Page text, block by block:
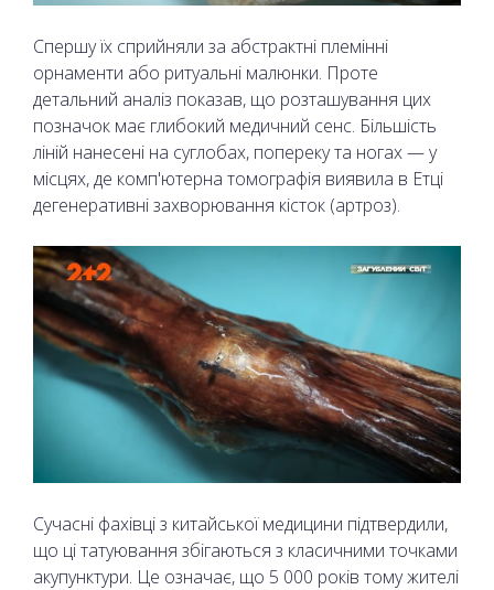
Спершу їх сприйняли за абстрактні племінні
орнаменти або ритуальні малюнки. Проте
детальний аналіз показав, що розташування цих
позначок має глибокий медичний сенс. Більшість
ліній нанесені на суглобах, попереку та ногах — у
місцях, де комп'ютерна томографія виявила в Етці
дегенеративні захворювання кісток (артроз).
Сучасні фахівці з китайської медицини підтвердили,
що ці татуювання збігаються з класичними точками
акупунктури. Це означає, що 5 000 років тому жителі